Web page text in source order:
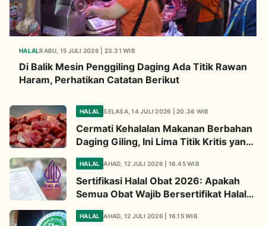
HALALRABU, 15 JULI 2026 | 23.31 WIB
Di Balik Mesin Penggiling Daging Ada Titik Rawan
Haram, Perhatikan Catatan Berikut
HALAL SELASA, 14 JULI 2026 | 20.36 WIB
Cermati Kehalalan Makanan Berbahan
Daging Giling, Ini Lima Titik Kritis yang
HALAL AHAD, 12 JULI 2026 | 16.45 WIB
Sertifikasi Halal Obat 2026: Apakah
Semua Obat Wajib Bersertifikat Halal?
HALAL AHAD, 12 JULI 2026 | 16.15 WIB